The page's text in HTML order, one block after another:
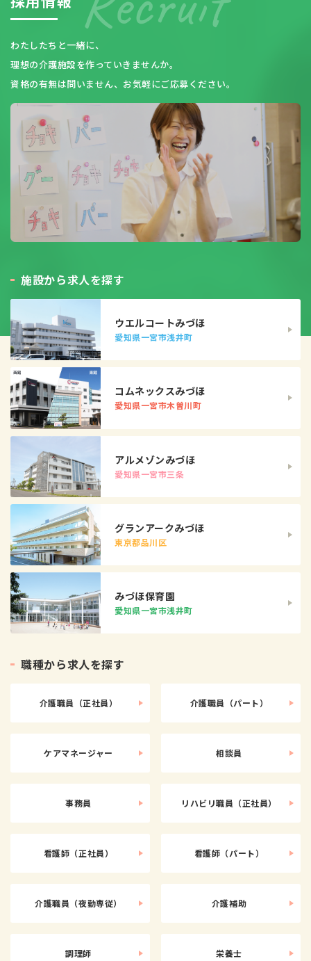
わたしたちと一緒に、
理想の介護施設を作っていきませんか。
資格の有無は問いません、お気軽にご応募ください。
施設から求人を探す
ウエルコートみづほ
愛知県一宮市浅井町
コムネックスみづほ
愛知県一宮市木曽川町
アルメゾンみづほ
愛知県一宮市三条
グランアークみづほ
東京都品川区
みづほ保育園
愛知県一宮市浅井町
職種から求人を探す
介護職員（正社員） 介護職員（パート）
ケアマネージャー 相談員
事務員 リハビリ職員（正社員）
看護師（正社員） 看護師（パート）
介護職員（夜勤専従） 介護補助
調理師 栄養士